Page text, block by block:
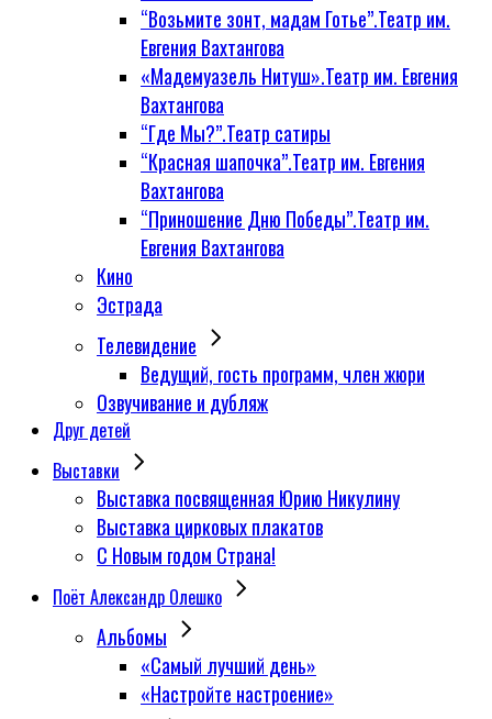
“Возьмите зонт, мадам Готье”.Театр им.
Евгения Вахтангова
«Мадемуазель Нитуш».Театр им. Евгения
Вахтангова
“Где Мы?”.Театр сатиры
“Красная шапочка”.Театр им. Евгения
Вахтангова
“Приношение Дню Победы”.Театр им.
Евгения Вахтангова
Кино
Эстрада
Телевидение
Ведущий, гость программ, член жюри
Озвучивание и дубляж
Друг детей
Выставки
Выставка посвященная Юрию Никулину
Выставка цирковых плакатов
С Новым годом Страна!
Поёт Александр Олешко
Альбомы
«Самый лучший день»
«Настройте настроение»